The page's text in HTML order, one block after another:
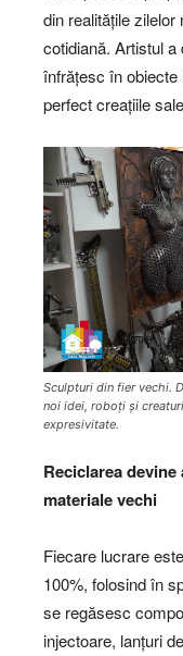
din realitățile
cotidiană. Artistul a
înfrățesc în obiecte
perfect creațiile
Sculpturi din fier vechi.
noi idei, roboți și
expresivitate.
Reciclarea
materiale vechi
Fiecare lucrare
100%, folosind în
se regăsesc
injectoare, lanțuri